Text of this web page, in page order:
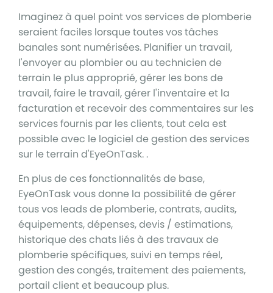
Imaginez à quel point vos services de plomberie
seraient faciles lorsque toutes vos tâches
banales sont numérisées. Planifier un travail,
l'envoyer au plombier ou au technicien de
terrain le plus approprié, gérer les bons de
travail, faire le travail, gérer l'inventaire et la
facturation et recevoir des commentaires sur les
services fournis par les clients, tout cela est
possible avec le logiciel de gestion des services
sur le terrain d'EyeOnTask. .
En plus de ces fonctionnalités de base,
EyeOnTask vous donne la possibilité de gérer
tous vos leads de plomberie, contrats, audits,
équipements, dépenses, devis / estimations,
historique des chats liés à des travaux de
plomberie spécifiques, suivi en temps réel,
gestion des congés, traitement des paiements,
portail client et beaucoup plus.